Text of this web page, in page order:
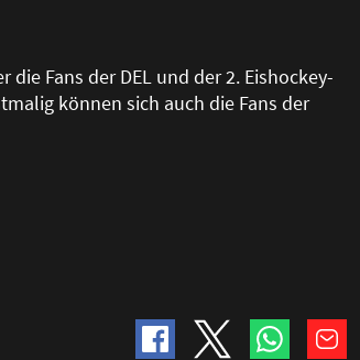
Fans der DEL und der 2. Eishockey-
können sich auch die Fans der